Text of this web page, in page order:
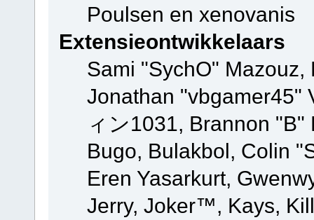
Poulsen en xenovanis
Extensieontwikkelaars
Sami "SychO"
Jonathan "vbgamer45"
ィン1031, Brannon
Bugo, Bulakbol, Colin
Eren Yasarkurt,
Jerry, Joker™, Kays,